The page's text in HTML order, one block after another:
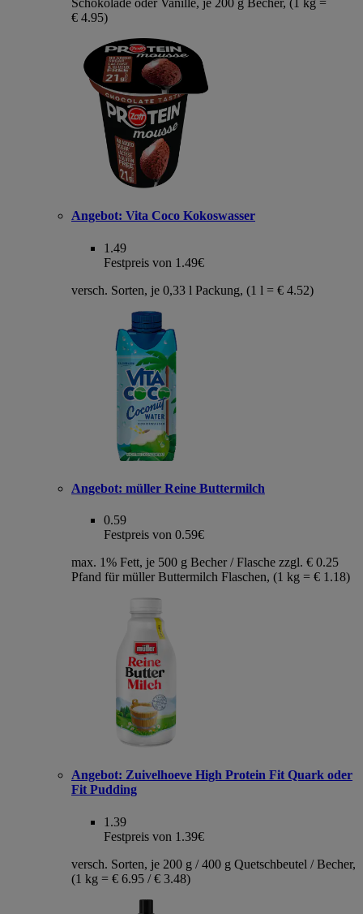
Schokolade oder Vanille, je 200 g Becher, (1 kg =
€ 4.95)
Angebot: Vita Coco Kokoswasser
1.49
Festpreis von 1.49€
versch. Sorten, je 0,33 l Packung, (1 l = € 4.52)
Angebot: müller Reine Buttermilch
0.59
Festpreis von 0.59€
max. 1% Fett, je 500 g Becher / Flasche zzgl. € 0.25
Pfand für müller Buttermilch Flaschen, (1 kg = € 1.18)
Angebot: Zuivelhoeve High Protein Fit Quark oder
Fit Pudding
1.39
Festpreis von 1.39€
versch. Sorten, je 200 g / 400 g Quetschbeutel / Becher,
(1 kg = € 6.95 / € 3.48)